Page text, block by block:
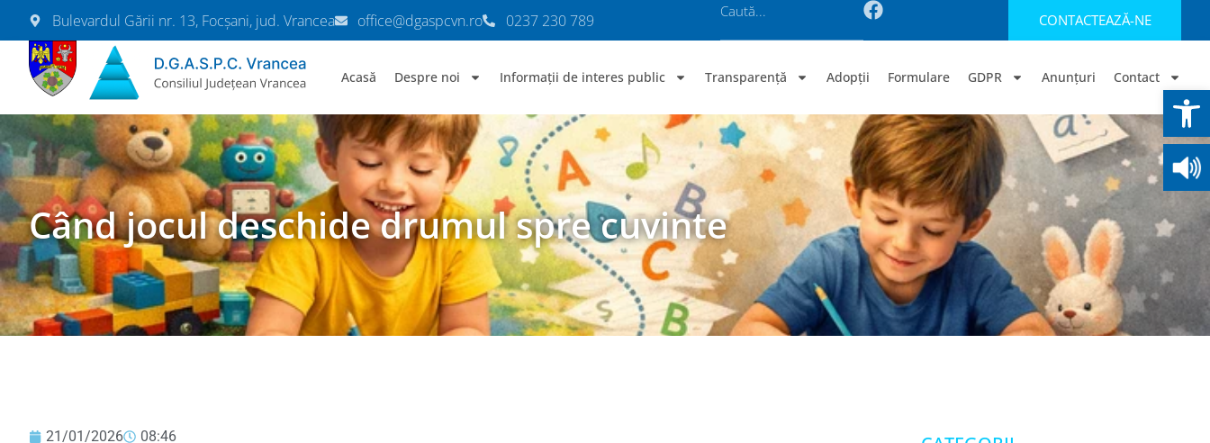
Bulevardul Gării nr. 13, Focșani, jud. Vrancea office@dgaspcvn.ro 0237 230 789 CONTACTEAZĂ-NE
Acasă Despre noi Informații de interes public Transparență Adopții Formulare GDPR Anunțuri Contact
Când jocul deschide drumul spre cuvinte
21/01/2026 08:46